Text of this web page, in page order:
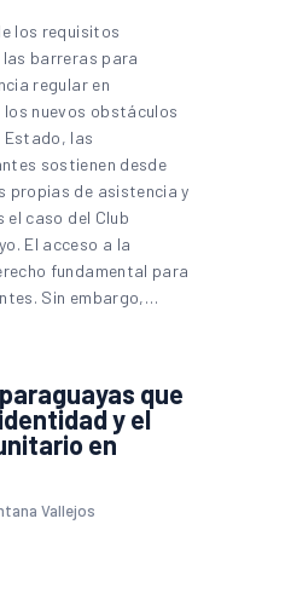
los requisitos
barreras para
regular en
nuevos obstáculos
Estado, las
sostienen desde
propias de asistencia y
el caso del Club
El acceso a la
fundamental para
Sin embargo,…
que
y el
en
Vallejos